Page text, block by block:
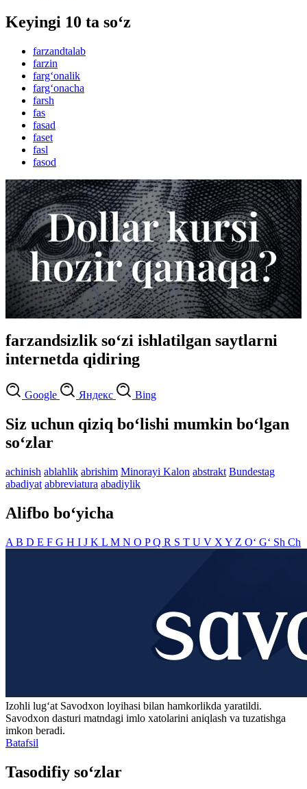
Keyingi 10 ta so‘z
farzandtalab
farzin
farg‘onalik
farg‘onacha
farsh
fas
fasad
faset
fasl
fasod
farzandsizlik so‘zi ishlatilgan saytlarni
internetda qidiring
Google Яндекс Bing
Siz uchun qiziq bo‘lishi mumkin bo‘lgan
so‘zlar
achinish ablahlik abrishim Minorayi Kalon abstrakt Bundestag
abadiyat abbreviatura abadiylik
Alifbo bo‘yicha
A B D E F G H I J K L M N O PQ R S T U V X Y Z O‘ G‘ Sh Ch
Izohli lugʻat Savodxon loyihasi bilan hamkorlikda yaratildi.
Savodxon dasturi matndagi imlo xatolarini aniqlash va tuzatishga
imkon beradi.
Batafsil
Tasodifiy so‘zlar